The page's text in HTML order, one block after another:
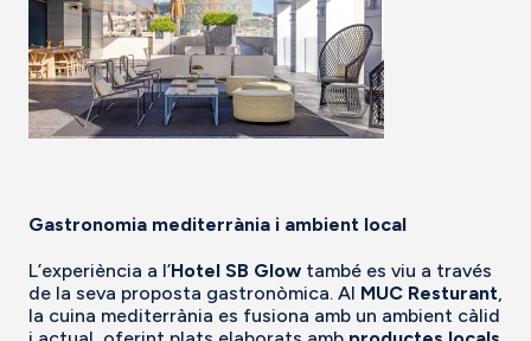
Gastronomia mediterrània i ambient local
L’experiència a l’Hotel SB Glow també es viu a través
de la seva proposta gastronòmica. Al MUC Resturant
la cuina mediterrània es fusiona amb un ambient càlid